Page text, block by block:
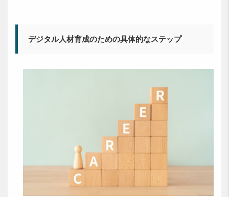
デジタル人材育成のための具体的なステップ